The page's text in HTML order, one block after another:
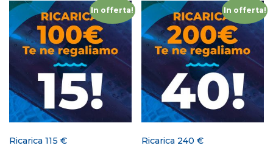
In offerta!
Ricarica 115 €
In offerta!
Ricarica 240 €